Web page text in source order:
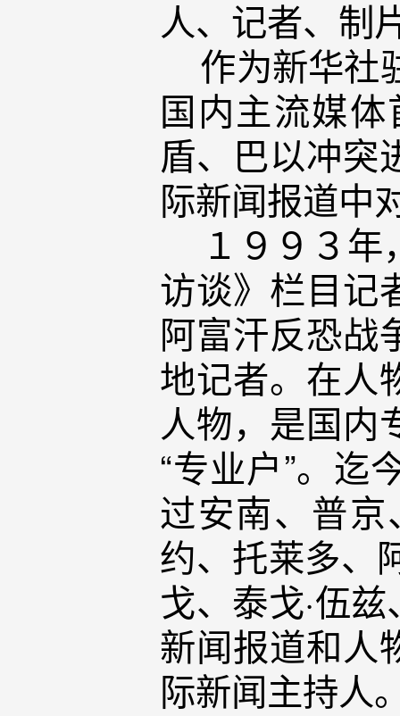
人、记者、制
作为新华社
国内主流媒
盾、巴以冲突
际新闻报道中
１９９３年
访谈》栏目记
阿富汗反恐战
地记者。在人
人物，是国内
“专业户”。迄
过安南、普
约、托莱多、
戈、泰戈·伍
新闻报道和人
际新闻主持人